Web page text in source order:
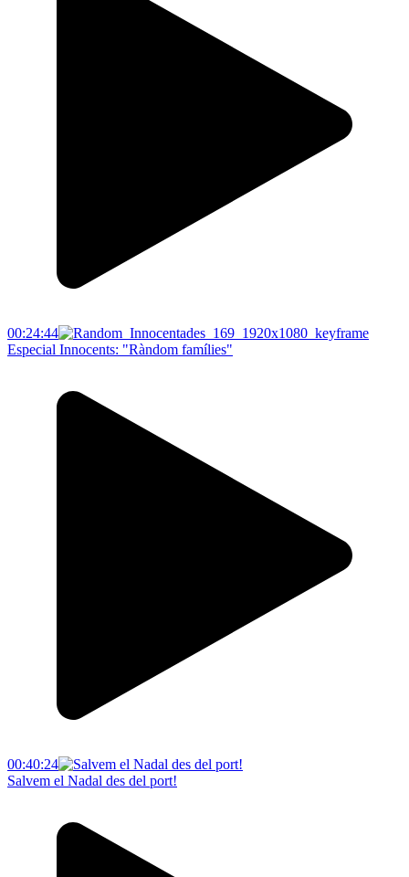
00:24:44
Especial Innocents: "Ràndom famílies"
00:40:24
Salvem el Nadal des del port!